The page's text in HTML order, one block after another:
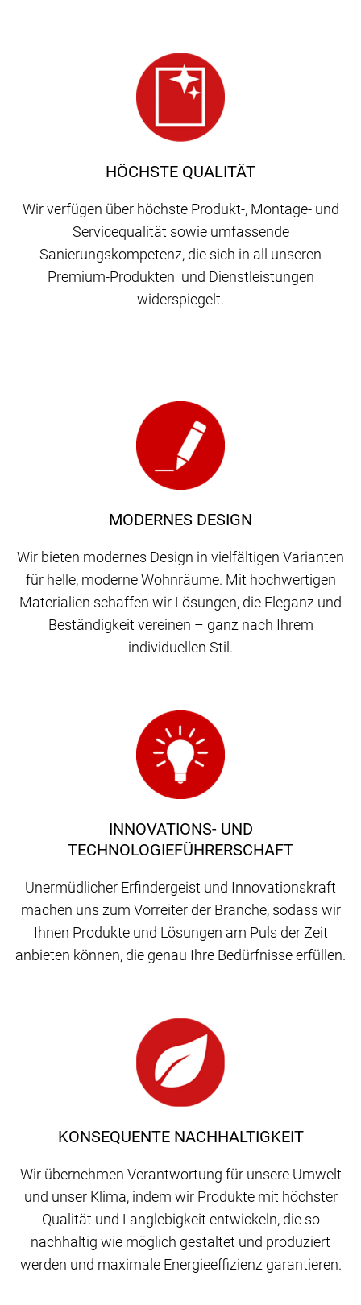
HÖCHSTE QUALITÄT
Wir verfügen über höchste Produkt-, Montage- und
Servicequalität sowie umfassende
Sanierungskompetenz, die sich in all unseren
Premium-Produkten und Dienstleistungen
widerspiegelt.
MODERNES DESIGN
Wir bieten modernes Design in vielfältigen Varianten
für helle, moderne Wohnräume. Mit hochwertigen
Materialien schaffen wir Lösungen, die Eleganz und
Beständigkeit vereinen – ganz nach Ihrem
individuellen Stil.
KONSEQUENTE NACHHALTIGKEIT
Wir übernehmen Verantwortung für unsere Umwelt
und unser Klima, indem wir Produkte mit höchster
Qualität und Langlebigkeit entwickeln, die so
nachhaltig wie möglich gestaltet und produziert
werden und maximale Energieeffizienz garantieren.
INNOVATIONS- UND
TECHNOLOGIEFÜHRERSCHAFT
Unermüdlicher Erfindergeist und Innovationskraft
machen uns zum Vorreiter der Branche, sodass wir
Ihnen Produkte und Lösungen am Puls der Zeit
anbieten können, die genau Ihre Bedürfnisse erfüllen.